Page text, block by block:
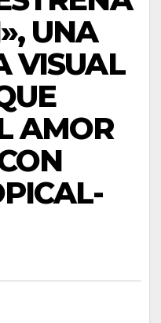
UNA
VISUAL
AMOR